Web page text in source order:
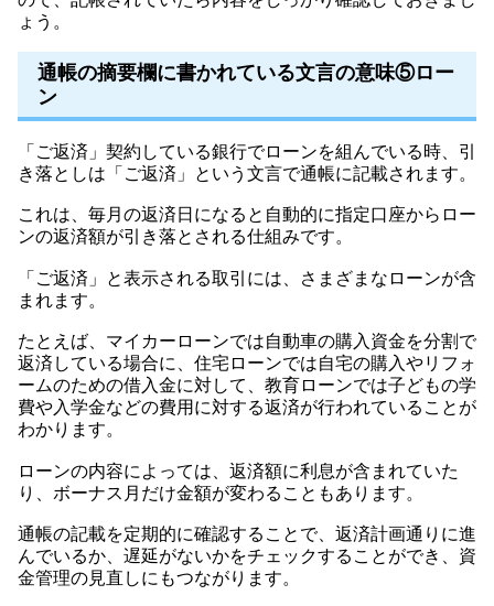
ょう。
通帳の摘要欄に書かれている文言の意味⑤ロー
ン
「ご返済」契約している銀行でローンを組んでいる時、引
き落としは「ご返済」という文言で通帳に記載されます。
これは、毎月の返済日になると自動的に指定口座からロー
ンの返済額が引き落とされる仕組みです。
「ご返済」と表示される取引には、さまざまなローンが含
まれます。
たとえば、マイカーローンでは自動車の購入資金を分割で
返済している場合に、住宅ローンでは自宅の購入やリフォ
ームのための借入金に対して、教育ローンでは子どもの学
費や入学金などの費用に対する返済が行われていることが
わかります。
ローンの内容によっては、返済額に利息が含まれていた
り、ボーナス月だけ金額が変わることもあります。
通帳の記載を定期的に確認することで、返済計画通りに進
んでいるか、遅延がないかをチェックすることができ、資
金管理の見直しにもつながります。